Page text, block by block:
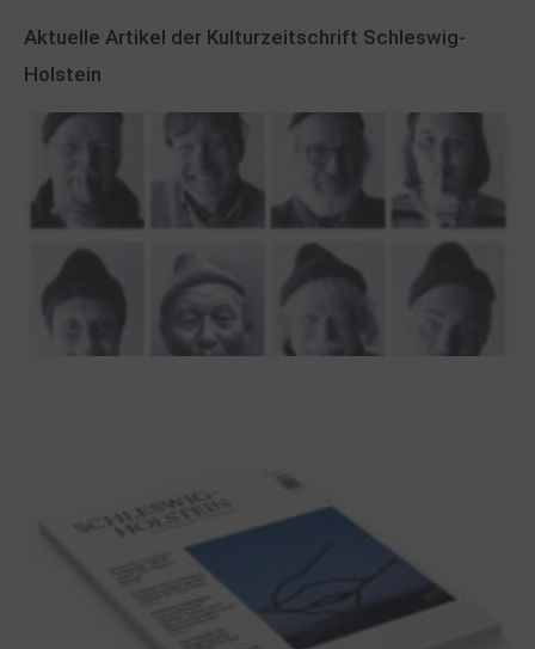
Aktuelle Artikel der Kulturzeitschrift Schleswig-
Holstein